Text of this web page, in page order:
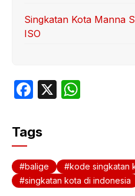
Singkatan Kota Manna
ISO
F
c
e
b
o
X
A
p
Tags
balige
kode singkatan
singkatan kota di indonesia